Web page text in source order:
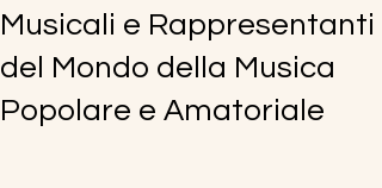
Musicali e Rappresentanti
del Mondo della Musica
Popolare e Amatoriale